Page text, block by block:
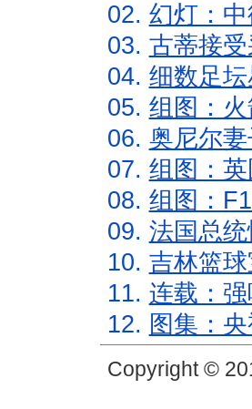
02. 幻灯：
03. 古蒂接
04. 细数足
05. 组图：
06. 奥尼尔
07. 组图：
08. 组图：
09. 法国总
10. 吉林篮
11. 连载：
12. 图集：
Copyright ©